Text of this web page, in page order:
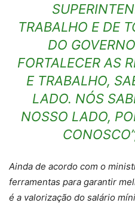
TRABALHO E DE
DO
FORTALECER AS
E TRABALHO,
LADO. NÓS
NOSSO LADO,
Ainda de acordo com o
ferramentas para garantir
é a valorização do salário